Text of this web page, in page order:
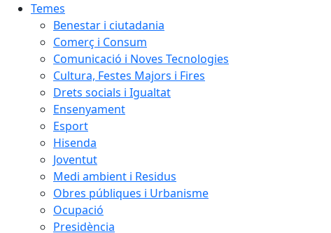
Temes
Benestar i ciutadania
Comerç i Consum
Comunicació i Noves Tecnologies
Cultura, Festes Majors i Fires
Drets socials i Igualtat
Ensenyament
Esport
Hisenda
Joventut
Medi ambient i Residus
Obres públiques i Urbanisme
Ocupació
Presidència